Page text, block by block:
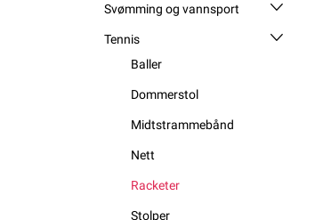
Svømming og vannsport
Tennis
Baller
Dommerstol
Midtstrammebånd
Nett
Racketer
Stolper